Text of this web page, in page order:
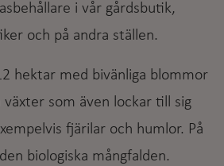
i vår gårdsbutik,
och på andra ställen.
hektar med bivänliga blommor
växter som även lockar till sig
fjärilar och humlor. På
biologiska mångfalden.